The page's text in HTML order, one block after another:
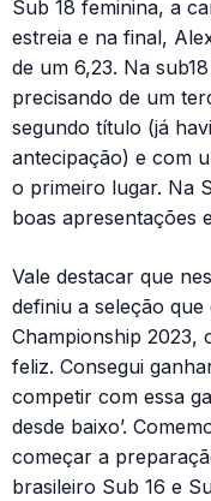
Sub 18 feminina, a
estreia e na final,
de um 6,23. Na
precisando de um
segundo título (já
antecipação) e com
o primeiro lugar. Na
boas apresentações
Vale destacar que
definiu a seleção
Championship 2023,
feliz. Consegui
competir com essa
desde baixo’.
começar a
brasileiro Sub 16 e